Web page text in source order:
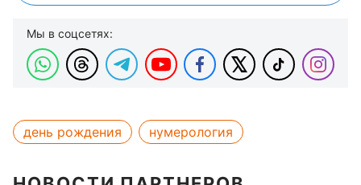
Мы в соцсетях:
день рождения нумерология